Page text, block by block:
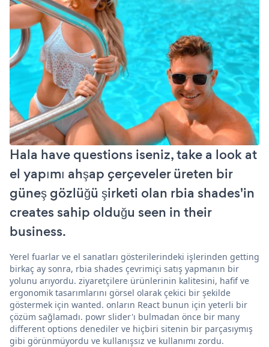
Hala have questions iseniz, take a look at
el yapımı ahşap çerçeveler üreten bir
güneş gözlüğü şirketi olan rbia shades'in
creates sahip olduğu seen in their
business.
Yerel fuarlar ve el sanatları gösterilerindeki işlerinden getting
birkaç ay sonra, rbia shades çevrimiçi satış yapmanın bir
yolunu arıyordu. ziyaretçilere ürünlerinin kalitesini, hafif ve
ergonomik tasarımlarını görsel olarak çekici bir şekilde
göstermek için wanted. onların React bunun için yeterli bir
çözüm sağlamadı. powr slider'ı bulmadan önce bir many
different options denediler ve hiçbiri sitenin bir parçasıymış
gibi görünmüyordu ve kullanışsız ve kullanımı zordu.